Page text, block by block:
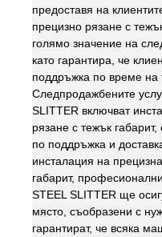
предоставя на
прецизно рязане с
голямо значение на
като гарантира, че
поддръжка по време на
Следпродажбените
SLITTER включват
рязане с тежък
по поддръжка и
инсталация на
габарит,
STEEL SLITTER ще
място, съобразени с
гарантират, че всяка